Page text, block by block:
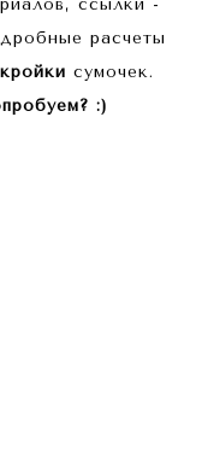
ссылки -
расчеты
сумочек.
:)